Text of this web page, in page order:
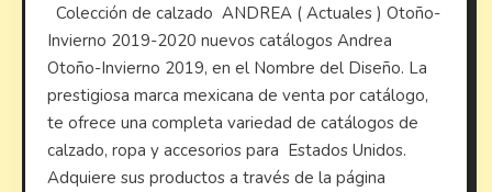
Colección de calzado ANDREA ( Actuales ) Otoño-
Invierno 2019-2020 nuevos catálogos Andrea
Otoño-Invierno 2019, en el Nombre del Diseño. La
prestigiosa marca mexicana de venta por catálogo,
te ofrece una completa variedad de catálogos de
calzado, ropa y accesorios para Estados Unidos.
Adquiere sus productos a través de la página